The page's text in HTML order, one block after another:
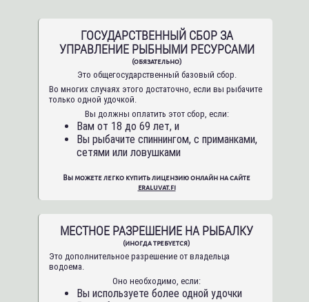
ГОСУДАРСТВЕННЫЙ СБОР ЗА
УПРАВЛЕНИЕ РЫБНЫМИ РЕСУРСАМИ
(обязательно)
Это общегосударственный базовый сбор.
Во многих случаях этого достаточно, если вы рыбачите
только одной удочкой.
Вы должны оплатить этот сбор, если:
Вам от 18 до 69 лет, и
Вы рыбачите спиннингом, с приманками,
сетями или ловушками
Вы можете легко купить лицензию онлайн на сайте
eraluvat.fi
МЕСТНОЕ РАЗРЕШЕНИЕ НА РЫБАЛКУ
(иногда требуется)
Это дополнительное разрешение от владельца
водоема.
Оно необходимо, если:
Вы используете более одной удочки